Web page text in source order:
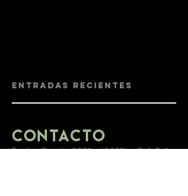
Entradas recientes
Pedro Conde2371 - (1428)- C.A.B.A.,
Contacto